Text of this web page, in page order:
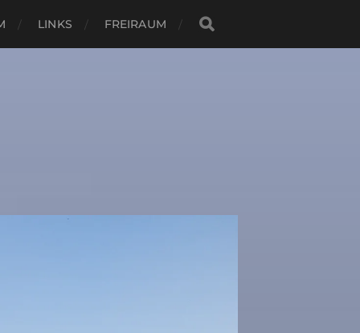
LINKS FREIRAUM